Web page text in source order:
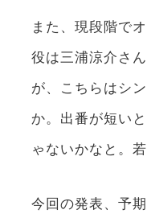
また、現段階で
役は三浦涼介さ
が、こちらはシ
か。出番が短い
ゃないかなと。
今回の発表、予